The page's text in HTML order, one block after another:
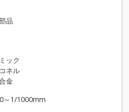
品
ック
ネル
金
～1/1000mm